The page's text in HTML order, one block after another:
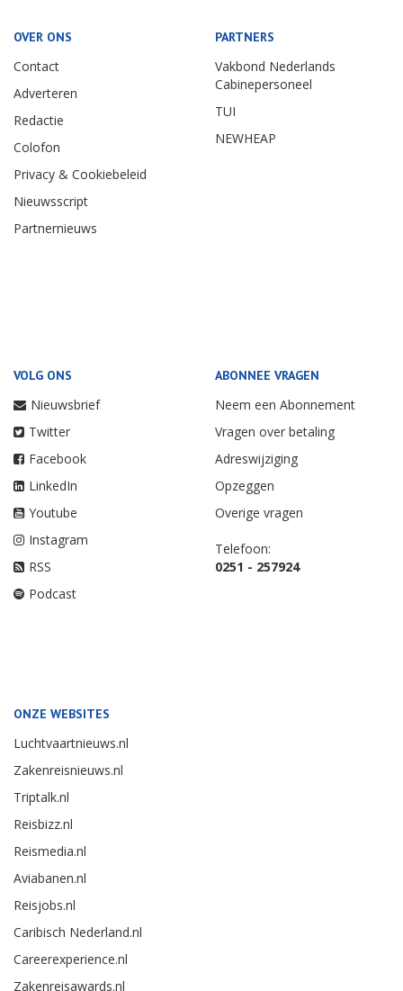
OVER ONS
Contact
Adverteren
Redactie
Colofon
Privacy & Cookiebeleid
Nieuwsscript
Partnernieuws
PARTNERS
Vakbond Nederlands
Cabinepersoneel
TUI
NEWHEAP
VOLG ONS
Nieuwsbrief
Twitter
Facebook
LinkedIn
Youtube
Instagram
RSS
Podcast
ABONNEE VRAGEN
Neem een Abonnement
Vragen over betaling
Adreswijziging
Opzeggen
Overige vragen
Telefoon:
0251 - 257924
ONZE WEBSITES
Luchtvaartnieuws.nl
Zakenreisnieuws.nl
Triptalk.nl
Reisbizz.nl
Reismedia.nl
Aviabanen.nl
Reisjobs.nl
Caribisch Nederland.nl
Careerexperience.nl
Zakenreisawards.nl